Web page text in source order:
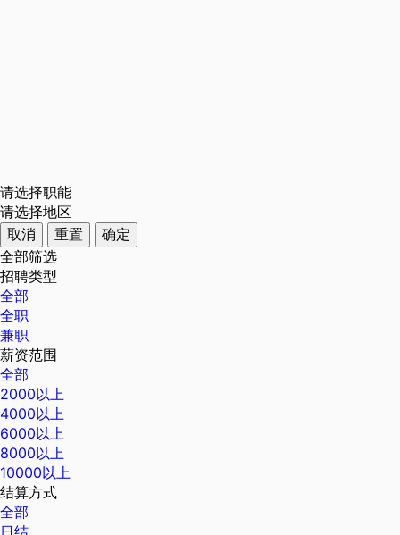
请选择职能
请选择地区
取消
重置
确定
全部筛选
招聘类型
全部
全职
兼职
薪资范围
全部
2000以上
4000以上
6000以上
8000以上
10000以上
结算方式
全部